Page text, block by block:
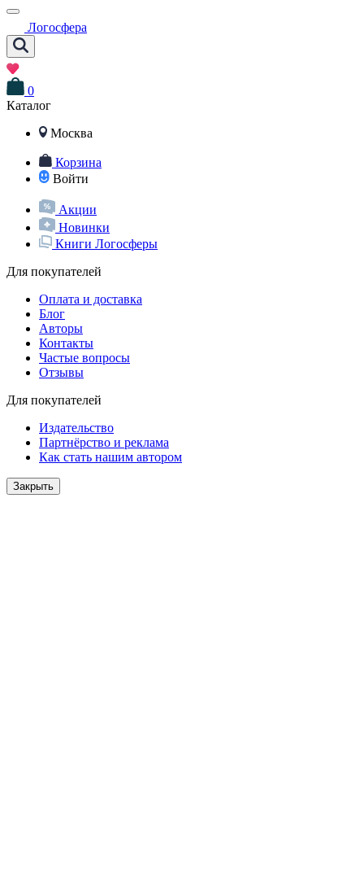
Логосфера
0
Каталог
Москва
Корзина
Войти
Акции
Новинки
Книги Логосферы
Для покупателей
Оплата и доставка
Блог
Авторы
Контакты
Частые вопросы
Отзывы
Для покупателей
Издательство
Партнёрство и реклама
Как стать нашим автором
Закрыть